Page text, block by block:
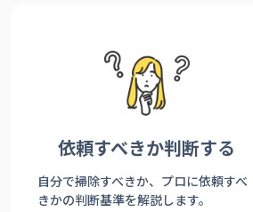
依頼すべきか判断する
自分で掃除すべきか、プロに依頼すべ
きかの判断基準を解説します。